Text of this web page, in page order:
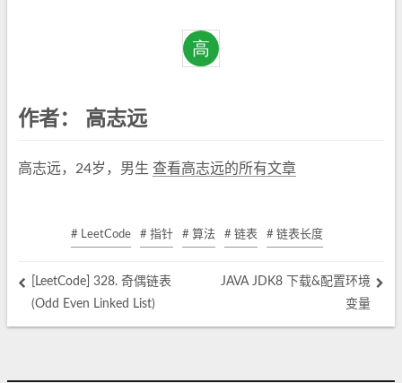
作者： 高志远
高志远，24岁，男生 查看高志远的所有文章
# LeetCode # 指针 # 算法 # 链表 # 链表长度
[LeetCode] 328. 奇偶链表
(Odd Even Linked List)
JAVA JDK8 下载&配置环境
变量